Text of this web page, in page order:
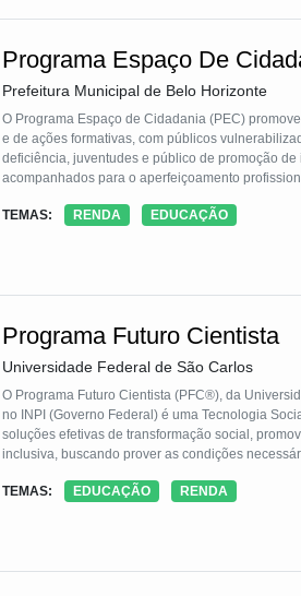
Programa Espaço De
Prefeitura Municipal de Belo Horizonte
O Programa Espaço de Cidadania (PEC)
e de ações formativas, com públicos
deficiência, juventudes e público de promoção
acompanhados para o aperfeiçoamento
artesão(a) participar do programa até sua
TEMAS: RENDA EDUCAÇÃO
Programa Futuro Cientista
Universidade Federal de São Carlos
O Programa Futuro Cientista (PFC®), da
no INPI (Governo Federal) é uma Tecnologia
soluções efetivas de transformação social,
inclusiva, buscando prover as condições
respeitando o paradigma de ética, cidadania e
e de grande impacto social como a “escola
TEMAS: EDUCAÇÃO RENDA